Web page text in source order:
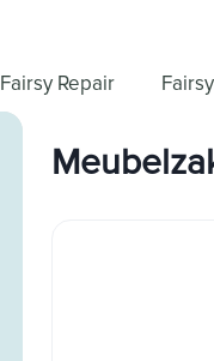
Fairsy Repair